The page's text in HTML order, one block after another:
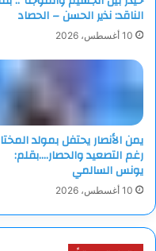
تجمعُنا ألوانُ الطَّيفِ في يومِ
#ريتا_الحكيم
الناقد: نذير الحسن – الحصاد
10 أغسطس، 2026
يمن الأنصار يحتفل بمولد
رغم التصعيد والحصار….بقلم:
يونس السالمي
10 أغسطس، 2026